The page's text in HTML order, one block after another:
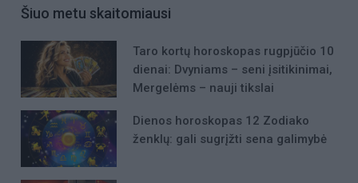
Šiuo metu skaitomiausi
Taro kortų horoskopas rugpjūčio 10
dienai: Dvyniams – seni įsitikinimai,
Mergelėms – nauji tikslai
Dienos horoskopas 12 Zodiako
ženklų: gali sugrįžti sena galimybė